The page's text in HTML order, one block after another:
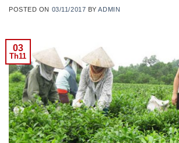
POSTED ON 03/11/2017 BYADMIN
03
Th11